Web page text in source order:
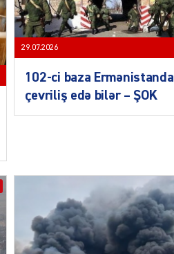
29.07.2026
102-ci baza Ermənistanda
çevriliş edə bilər – ŞOK